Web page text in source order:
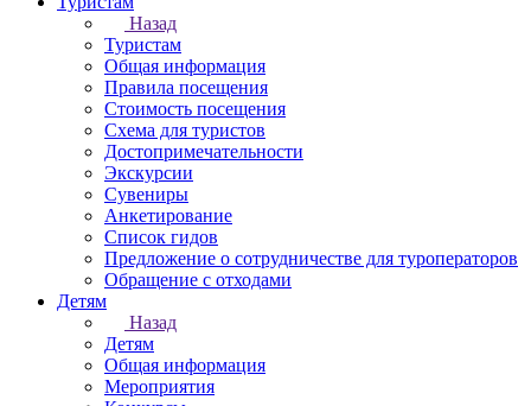
Назад
Туристам
Общая информация
Правила посещения
Стоимость посещения
Схема для туристов
Достопримечательности
Экскурсии
Сувениры
Анкетирование
Список гидов
Предложение о сотрудничестве для туроператоров
Обращение с отходами
Детям
Назад
Детям
Общая информация
Мероприятия